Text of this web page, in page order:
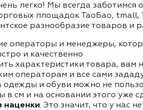
легко! Мы всегда
площадок ТаоБао, tmall,
разнообразие товаров и
операторы и менеджеры,
и качественно
характеристики товара, вам
операторам и все сами
и обуви можно не
см и на основании этого уже
наценки. Это значит, что у нас